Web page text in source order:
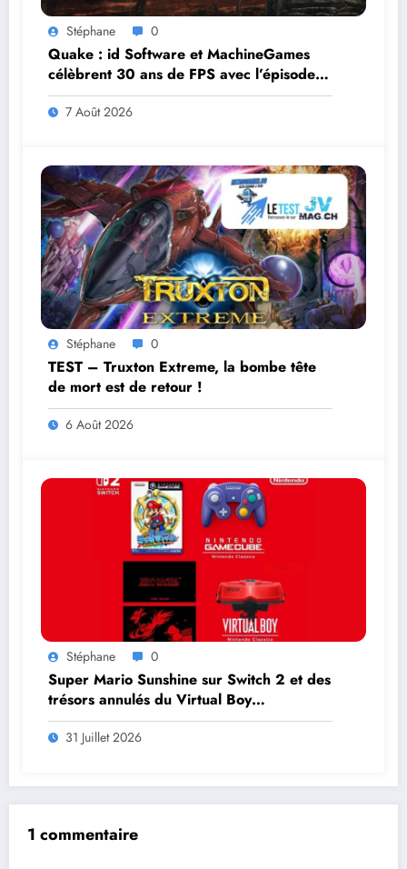
Stéphane 0
Quake : id Software et MachineGames
célèbrent 30 ans de FPS avec l’épisode
gratuit Dawn of the Machine
7 Août 2026
Stéphane 0
TEST – Truxton Extreme, la bombe tête
de mort est de retour !
6 Août 2026
Stéphane 0
Super Mario Sunshine sur Switch 2 et des
trésors annulés du Virtual Boy
débarquent en août
31 Juillet 2026
1 commentaire